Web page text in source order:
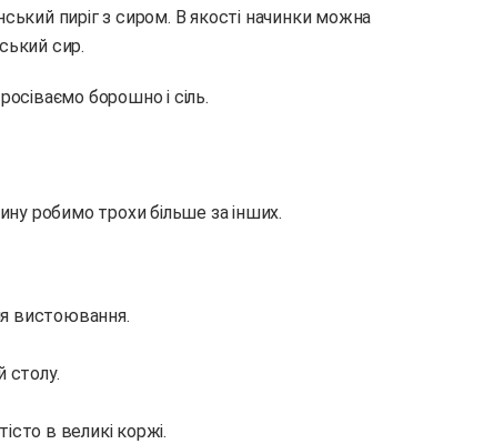
пиріг з сиром. В якості начинки можна
сир.
борошно і сіль.
робимо трохи більше за інших.
вистоювання.
столу.
в великі коржі.